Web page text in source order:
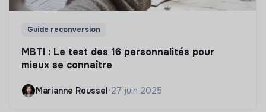
Guide reconversion
MBTI : Le test des 16 personnalités pour
mieux se connaître
Marianne Roussel•27 juin 2025